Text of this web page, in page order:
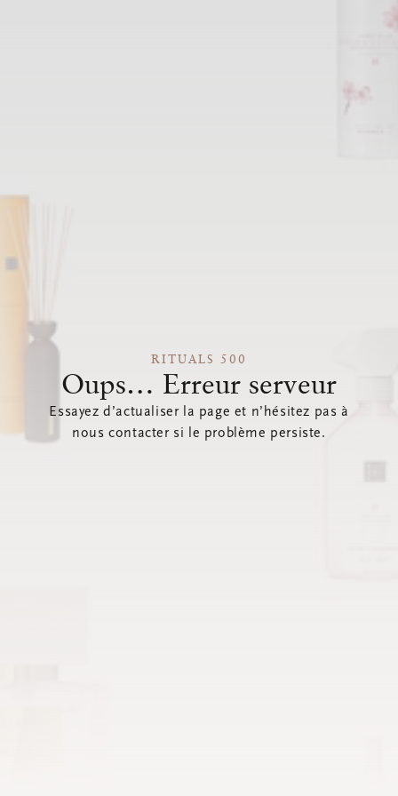
RITUALS 500
Oups… Erreur serveur
Essayez d’actualiser la page et n’hésitez pas à
nous contacter si le problème persiste.